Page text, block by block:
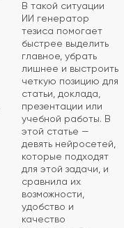
В такой ситуации
ИИ генератор
тезиса помогает
быстрее выделить
главное, убрать
лишнее и выстроить
четкую позицию для
статьи, доклада,
презентации или
учебной работы. В
этой статье —
девять нейросетей,
которые подходят
для этой задачи, и
сравнила их
возможности,
удобство и
качество